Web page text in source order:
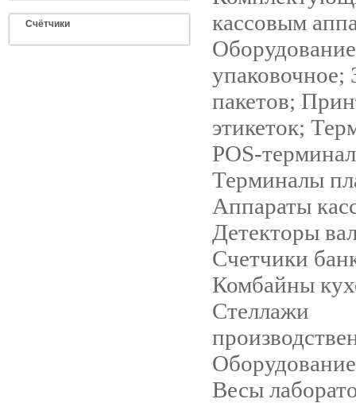
Счётчики
кассовым
Оборудование
пакетов;
этикеток;
POS-
Терминалы
Аппараты
Детекторы
Счетчики
Комбайны
Стеллажи
Весы